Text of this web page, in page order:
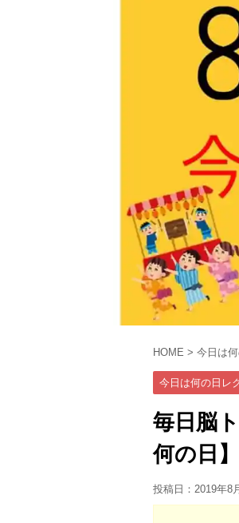
HOME > 今日は
今日は何の日レ
毎日脳
何の日
投稿日：2019年8